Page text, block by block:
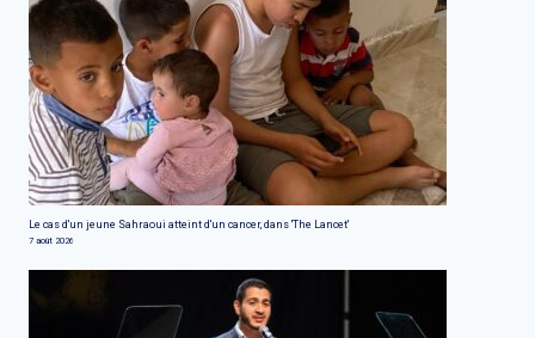
Le cas d'un jeune Sahraoui atteint d'un cancer, dans 'The Lancet'
7 août 2026